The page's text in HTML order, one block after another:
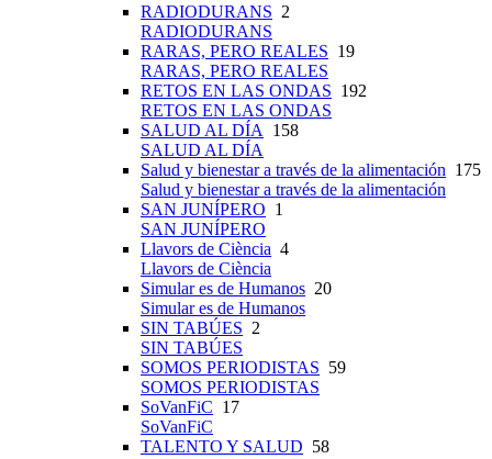
RADIODURANS 2
RADIODURANS
RARAS, PERO REALES 19
RARAS, PERO REALES
RETOS EN LAS ONDAS 192
RETOS EN LAS ONDAS
SALUD AL DÍA 158
SALUD AL DÍA
Salud y bienestar a través de la alimentación 175
Salud y bienestar a través de la alimentación
SAN JUNÍPERO 1
SAN JUNÍPERO
Llavors de Ciència 4
Llavors de Ciència
Simular es de Humanos 20
Simular es de Humanos
SIN TABÚES 2
SIN TABÚES
SOMOS PERIODISTAS 59
SOMOS PERIODISTAS
SoVanFiC 17
SoVanFiC
TALENTO Y SALUD 58